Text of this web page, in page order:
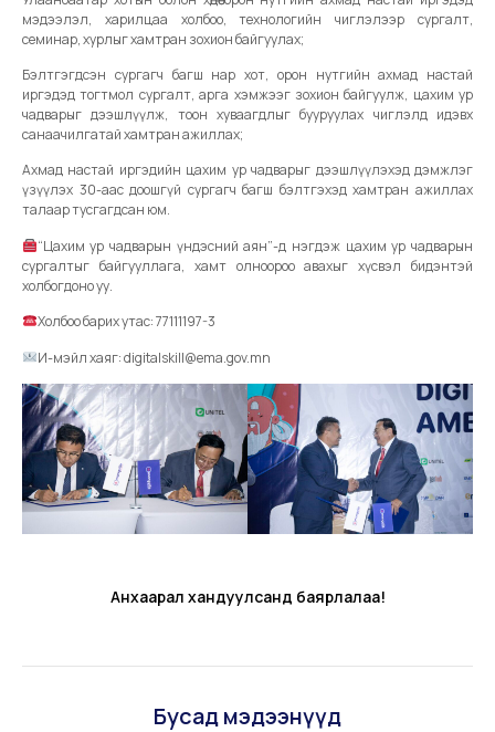
мэдээлэл, харилцаа холбоо, технологийн чиглэлээр сургалт,
семинар, хурлыг хамтран зохион байгуулах;
Бэлтгэгдсэн сургагч багш нар хот, орон нутгийн ахмад настай
иргэдэд тогтмол сургалт, арга хэмжээг зохион байгуулж, цахим ур
чадварыг дээшлүүлж, тоон хуваагдлыг бууруулах чиглэлд идэвх
санаачилгатай хамтран ажиллах;
Ахмад настай иргэдийн цахим ур чадварыг дээшлүүлэхэд дэмжлэг
үзүүлэх 30-аас доошгүй сургагч багш бэлтгэхэд хамтран ажиллах
талаар тусгагдсан юм.
“Цахим ур чадварын үндэсний аян”-д нэгдэж цахим ур чадварын
сургалтыг байгууллага, хамт олноороо авахыг хүсвэл бидэнтэй
холбогдоно уу.
Холбоо барих утас: 77111197-3
И-мэйл хаяг: digitalskill@ema.gov.mn
Анхаарал хандуулсанд баярлалаа!
Бусад мэдээнүүд